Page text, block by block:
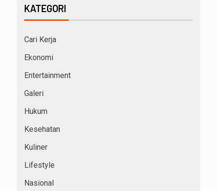
KATEGORI
Cari Kerja
Ekonomi
Entertainment
Galeri
Hukum
Kesehatan
Kuliner
Lifestyle
Nasional